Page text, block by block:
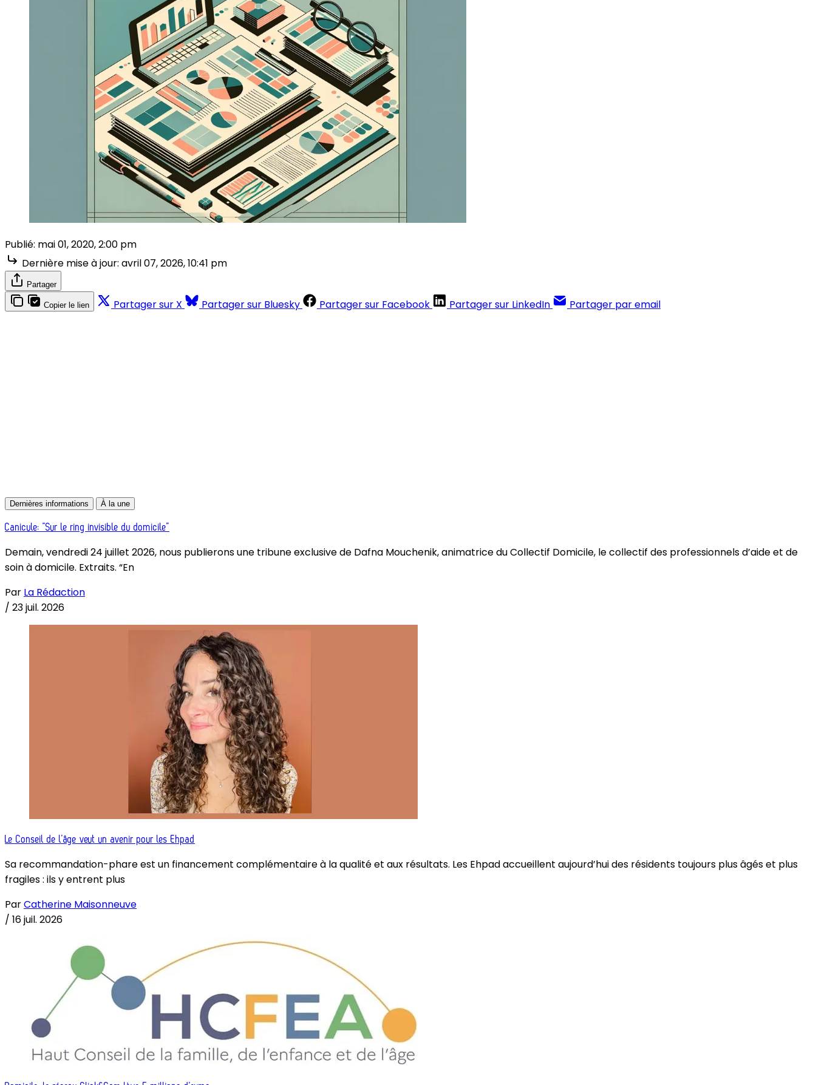
Publié: mai 01, 2020, 2:00 pm
Dernière mise à jour: avril 07, 2026, 10:41 pm
Partager
Copier le lien Partager sur X Partager sur Bluesky Partager sur Facebook Partager sur LinkedIn Partager par email
Dernières informations À la une
Canicule: “Sur le ring invisible du domicile”
Demain, vendredi 24 juillet 2026, nous publierons une tribune exclusive de Dafna Mouchenik, animatrice du Collectif Domicile, le collectif des professionnels d’aide et de
soin à domicile. Extraits. “En
Par La Rédaction
/ 23 juil. 2026
Le Conseil de l’âge veut un avenir pour les Ehpad
Sa recommandation-phare est un financement complémentaire à la qualité et aux résultats. Les Ehpad accueillent aujourd’hui des résidents toujours plus âgés et plus
fragiles : ils y entrent plus
ParCatherine Maisonneuve
/ 16 juil. 2026